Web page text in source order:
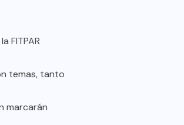
FITPAR
temas, tanto
marcarán